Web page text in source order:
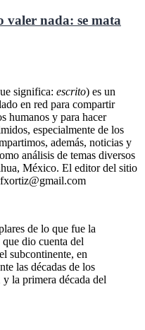
valer nada: se mata
significa: escrito) es un
en red para compartir
humanos y para hacer
especialmente de los
además, noticias y
análisis de temas diversos
México. El editor del sitio
de lo que fue la
dio cuenta del
subcontinente, en
las décadas de los
la primera década del